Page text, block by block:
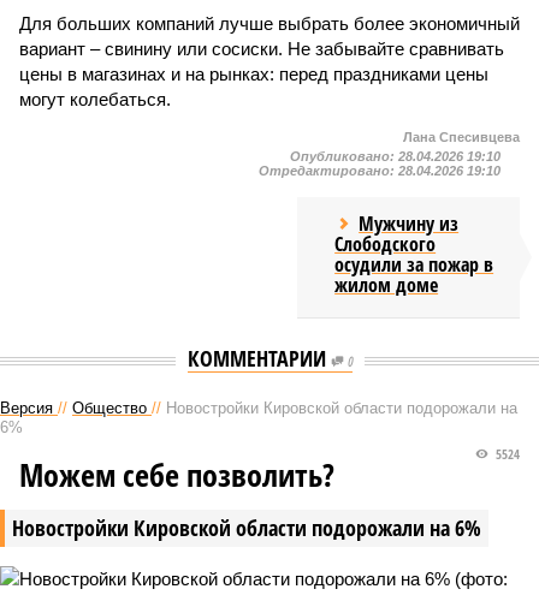
Для больших компаний лучше выбрать более экономичный
вариант – свинину или сосиски. Не забывайте сравнивать
цены в магазинах и на рынках: перед праздниками цены
могут колебаться.
Лана Спесивцева
Опубликовано: 28.04.2026 19:10
Отредактировано: 28.04.2026 19:10
Мужчину из
Слободского
осудили за пожар в
жилом доме
КОММЕНТАРИИ 0
Версия // Общество // Новостройки Кировской области подорожали на
6%
Новостройки Кировской области подорожали на 6%
5524
Можем себе позволить?